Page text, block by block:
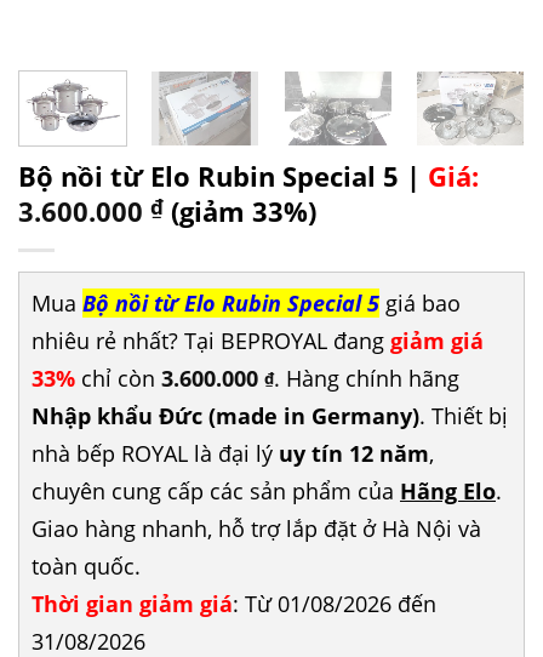
Bộ nồi từ Elo Rubin Special 5 | Giá:
3.600.000 ₫ (giảm 33%)
Mua Bộ nồi từ Elo Rubin Special 5 giá bao
nhiêu rẻ nhất? Tại BEPROYAL đang giảm giá
33% chỉ còn 3.600.000 ₫. Hàng chính hãng
Nhập khẩu Đức (made in Germany). Thiết bị
nhà bếp ROYAL là đại lý uy tín 12 năm,
chuyên cung cấp các sản phẩm của Hãng Elo.
Giao hàng nhanh, hỗ trợ lắp đặt ở Hà Nội và
toàn quốc.
Thời gian giảm giá: Từ 01/08/2026 đến
31/08/2026